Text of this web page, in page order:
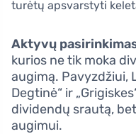
turėtų apsvarstyti
Aktyvų
kurios ne tik moka
augimą. Pavyzdžiui,
Degtinė“ ir
dividendų srautą,
augimui.